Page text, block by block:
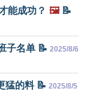
能成功？ 🖼️📝
子名单 📝 2025/8/6
猛的料 📝 2025/8/5